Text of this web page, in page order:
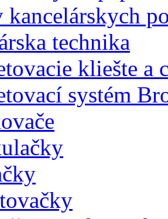
kancelárskych
technika
kliešte a
systém